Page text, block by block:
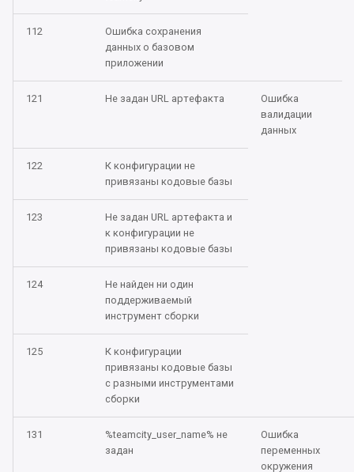
Oбновление 2024.1.4 до
Oбновление 2024.1.3 до
2024.1.3
Oбновление 2024.1.1 до
Oбновление 2023.5.3 до
Oбновление 2023.5.2 до
112
Ошибка сохранения
данных о базовом
приложении
121 Не задан URL артефакта
Ошибка
валидации
данных
122
К конфигурации не
привязаны кодовые базы
123
Не задан URL артефакта и
к конфигурации не
привязаны кодовые базы
124
Не найден ни один
поддерживаемый
инструмент сборки
125
К конфигурации
привязаны кодовые базы
с разными инструментами
сборки
131
%teamcity_user_name% не
задан
Ошибка
переменных
окружения